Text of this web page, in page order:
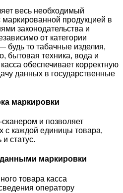
весь необходимый
продукцией в
законодательства и
от категории
будь то табачные изделия,
бытовая техника, вода и
обеспечивает корректную
данных в государственные
маркировки
сканером и позволяет
с каждой единицы товара,
статус.
маркировки
товара касса
оператору